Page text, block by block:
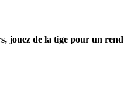
jouez de la tige pour un